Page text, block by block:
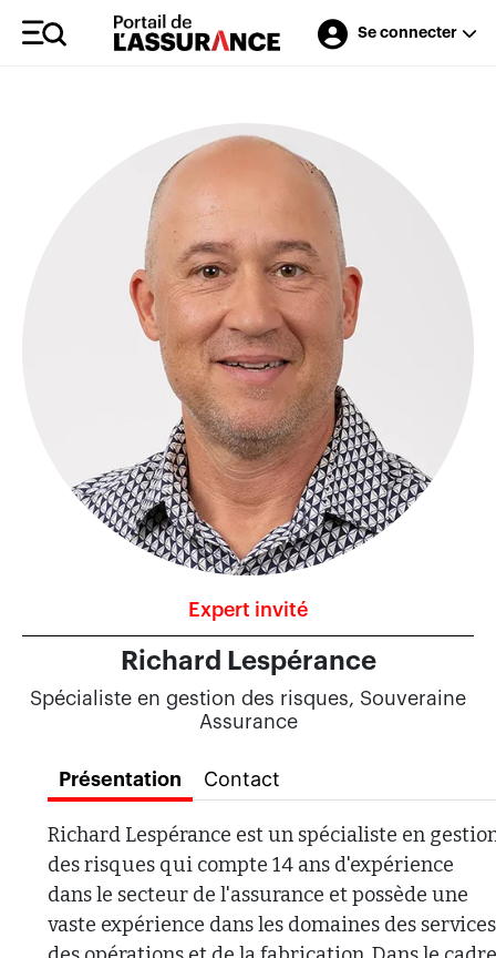
Se connecter
Expert invité
Richard Lespérance
Spécialiste en gestion des risques, Souveraine
Assurance
Présentation Contact
Richard Lespérance est un spécialiste en
des risques qui compte 14 ans d'expérience
dans le secteur de l'assurance et possède une
vaste expérience dans les domaines des